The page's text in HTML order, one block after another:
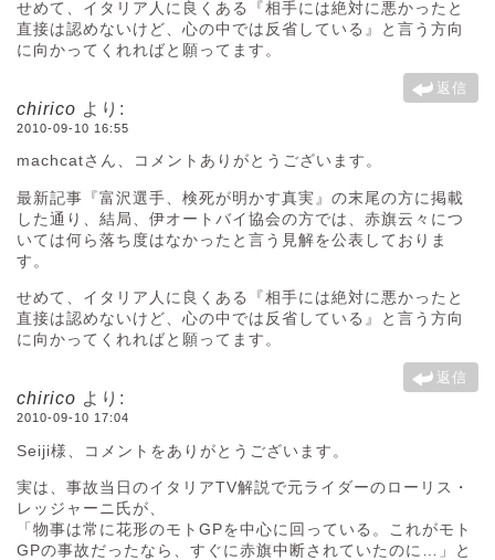
せめて、イタリア人に良くある『相手には絶対に悪かったと
直接は認めないけど、心の中では反省している』と言う方向
に向かってくれればと願ってます。
返信
chirico より:
2010-09-10 16:55
machcatさん、コメントありがとうございます。
最新記事『富沢選手、検死が明かす真実』の末尾の方に掲載
した通り、結局、伊オートバイ協会の方では、赤旗云々につ
いては何ら落ち度はなかったと言う見解を公表しておりま
す。
せめて、イタリア人に良くある『相手には絶対に悪かったと
直接は認めないけど、心の中では反省している』と言う方向
に向かってくれればと願ってます。
返信
chirico より:
2010-09-10 17:04
Seiji様、コメントをありがとうございます。
実は、事故当日のイタリアTV解説で元ライダーのローリス・
レッジャーニ氏が、
「物事は常に花形のモトGPを中心に回っている。これがモト
GPの事故だったなら、すぐに赤旗中断されていたのに…」と